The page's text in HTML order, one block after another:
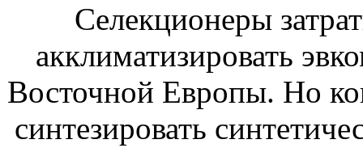
Селекционеры
акклиматизировать
Восточной Европы. Но
синтезировать